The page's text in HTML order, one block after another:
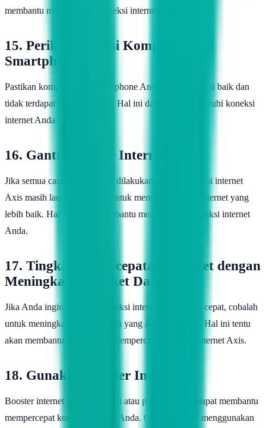
membantu mempercepat koneksi internet Anda.
15. Periksa Kondisi Komputer atau
Smartphone
Pastikan komputer atau smartphone Anda dalam kondisi baik dan
tidak terdapat masalah teknis. Hal ini dapat mempengaruhi koneksi
internet Anda.
16. Ganti Provider Internet
Jika semua cara di atas sudah dilakukan namun koneksi internet
Axis masih lambat, cobalah untuk mencari provider internet yang
lebih baik. Hal ini dapat membantu mempercepat koneksi internet
Anda.
17. Tingkatkan Kecepatan Internet dengan
Meningkatkan Paket Data
Jika Anda ingin memiliki koneksi internet yang lebih cepat, cobalah
untuk meningkatkan paket data yang Anda gunakan. Hal ini tentu
akan membantu Anda untuk mempercepat koneksi internet Axis.
18. Gunakan Booster Internet
Booster internet adalah aplikasi atau program yang dapat membantu
mempercepat koneksi internet Anda. Cobalah untuk menggunakan